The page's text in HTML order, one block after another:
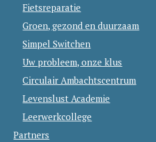
Fietsreparatie
Groen, gezond en duurzaam
Simpel Switchen
Uw probleem, onze klus
Circulair Ambachtscentrum
Levenslust Academie
Leerwerkcollege
Partners